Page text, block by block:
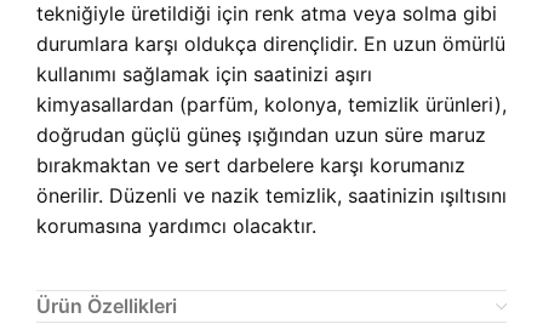
tekniğiyle üretildiği için renk atma veya solma gibi
durumlara karşı oldukça dirençlidir. En uzun ömürlü
kullanımı sağlamak için saatinizi aşırı
kimyasallardan (parfüm, kolonya, temizlik ürünleri),
doğrudan güçlü güneş ışığından uzun süre maruz
bırakmaktan ve sert darbelere karşı korumanız
önerilir. Düzenli ve nazik temizlik, saatinizin ışıltısını
korumasına yardımcı olacaktır.
Ürün Özellikleri